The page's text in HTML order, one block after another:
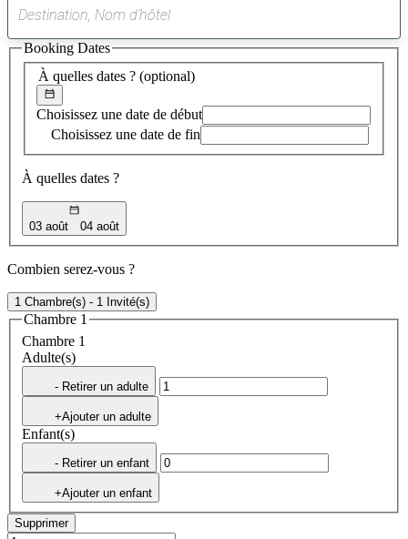
suggestion
trouvée
À quelles dates ? (optional)
Choisissez une date de début
Choisissez une date de fin
À quelles dates ?
03 août 04 août
Booking Dates
Combien serez-vous ?
1 Chambre(s) - 1 Invité(s)
Chambre 1
Chambre 1
Adulte(s)
- Retirer un adulte
+Ajouter un adulte
Enfant(s)
- Retirer un enfant
+Ajouter un enfant
Supprimer